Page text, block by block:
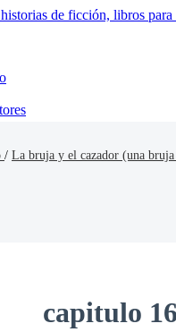
/ La bruja y el cazador (una
capitulo 16